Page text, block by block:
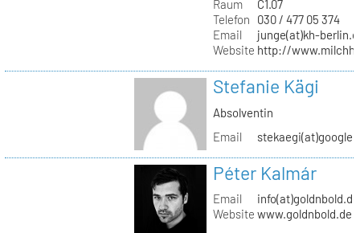
Raum
C1.07
Telefon
030 / 477 05 374
Email
junge(at)kh-
Website http://
Stefanie Kägi
Absolventin
Email
Péter Kalmár
Email
info(at)goldnbold.de
Website www.goldnbold.de